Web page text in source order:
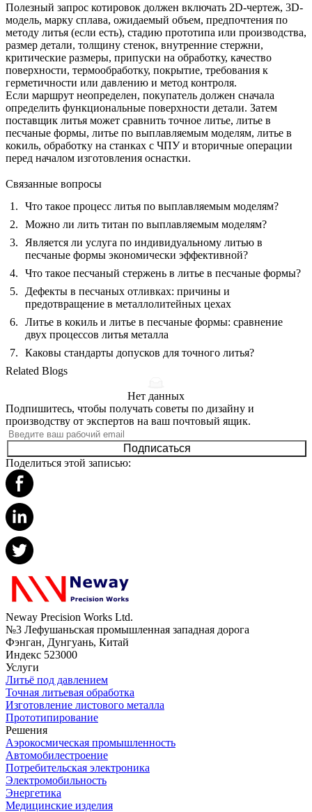
Полезный запрос котировок должен включать 2D-чертеж, 3D-
модель, марку сплава, ожидаемый объем, предпочтения по
методу литья (если есть), стадию прототипа или производства,
размер детали, толщину стенок, внутренние стержни,
критические размеры, припуски на обработку, качество
поверхности, термообработку, покрытие, требования к
герметичности или давлению и метод контроля.
Если маршрут неопределен, покупатель должен сначала
определить функциональные поверхности детали. Затем
поставщик литья может сравнить точное литье, литье в
песчаные формы, литье по выплавляемым моделям, литье в
кокиль, обработку на станках с ЧПУ и вторичные операции
перед началом изготовления оснастки.
Связанные вопросы
Что такое процесс литья по выплавляемым моделям?
Можно ли лить титан по выплавляемым моделям?
Является ли услуга по индивидуальному литью в
песчаные формы экономически эффективной?
Что такое песчаный стержень в литье в песчаные формы?
Дефекты в песчаных отливках: причины и
предотвращение в металлолитейных цехах
Литье в кокиль и литье в песчаные формы: сравнение
двух процессов литья металла
Каковы стандарты допусков для точного литья?
Related Blogs
Нет данных
Подпишитесь, чтобы получать советы по дизайну и
производству от экспертов на ваш почтовый ящик.
Подписаться
Поделиться этой записью:
Neway Precision Works Ltd.
№3 Лефушаньская промышленная западная дорога
Фэнган, Дунгуань, Китай
Индекс 523000
Услуги
Литьё под давлением
Точная литьевая обработка
Изготовление листового металла
Прототипирование
Решения
Аэрокосмическая промышленность
Автомобилестроение
Потребительская электроника
Электромобильность
Энергетика
Медицинские изделия